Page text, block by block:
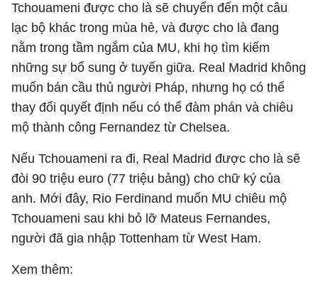
Tchouameni được cho là sẽ chuyển đến một câu
lạc bộ khác trong mùa hè, và được cho là đang
nằm trong tầm ngắm của MU, khi họ tìm kiếm
những sự bổ sung ở tuyến giữa. Real Madrid không
muốn bán cầu thủ người Pháp, nhưng họ có thể
thay đổi quyết định nếu có thể đàm phán và chiêu
mộ thành công Fernandez từ Chelsea.
Nếu Tchouameni ra đi, Real Madrid được cho là sẽ
đòi 90 triệu euro (77 triệu bảng) cho chữ ký của
anh. Mới đây, Rio Ferdinand muốn MU chiêu mộ
Tchouameni sau khi bỏ lỡ Mateus Fernandes,
người đã gia nhập Tottenham từ West Ham.
Xem thêm: